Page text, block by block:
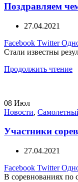
Поздравляем
27.04.2021
Facebook Twitter
Стали известны
Продолжить чтение
08 Июл
Новости,
Участники
27.04.2021
Facebook Twitter
В соревнованиях по